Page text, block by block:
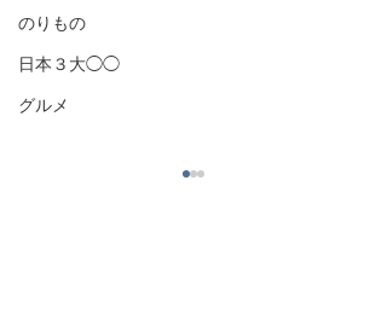
のりもの
日本３大◯◯
グルメ